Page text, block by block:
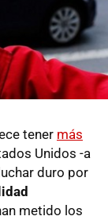
tener más
Unidos -a
duro por
metido los